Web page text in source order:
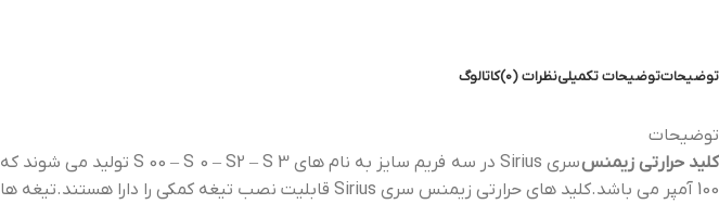
توضیحاتتوضیحات تکمیلینظرات (0) کاتالوگ
توضیحات
کلید حرارتی زیمنس
100 آمپر می باشد.کلید های حرارتی زیمنس سری Sirius قابلیت نصب تیغه کمکی را دارا هستند.تیغه های کمکی دارای یک تیغه با و یک تیغه بسته نیز می باشد